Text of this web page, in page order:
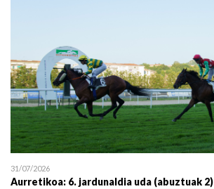
31/07/2026
Aurretikoa: 6. jardunaldia uda (abuztuak 2)